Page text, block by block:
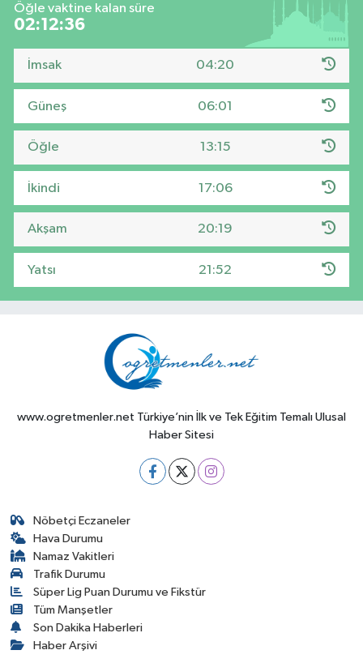
Öğle vaktine kalan süre
02:12:35
İmsak 04:20
Güneş 06:01
Öğle 13:15
İkindi 17:06
Akşam 20:19
Yatsı 21:52
www.ogretmenler.net Türkiye’nin İlk ve Tek Eğitim Temalı Ulusal
Haber Sitesi
Nöbetçi Eczaneler
Hava Durumu
Namaz Vakitleri
Trafik Durumu
Süper Lig Puan Durumu ve Fikstür
Tüm Manşetler
Son Dakika Haberleri
Haber Arşivi